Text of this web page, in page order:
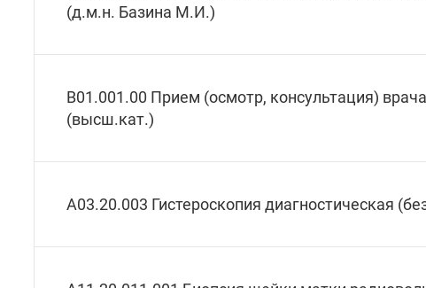
(д.м.н. Базина М.И.)
В01.001.00 Прием (осмотр, консультация)
(высш.кат.)
А03.20.003 Гистероскопия диагностическая